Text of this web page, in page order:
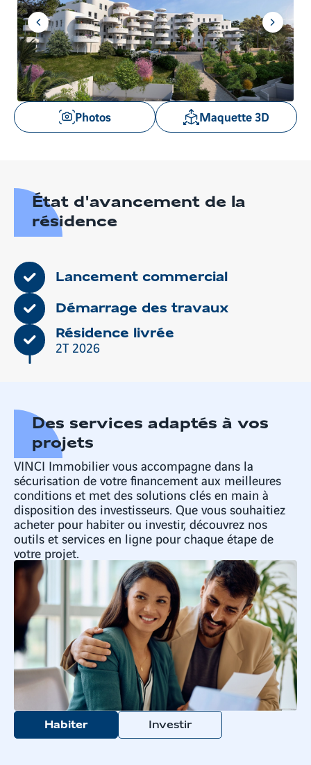
Aller
à
l'item
précédent
Aller
à
l'item
suivant
Voir
les
Photos Maquette 3D
État d'avancement de la
résidence
Lancement commercial
Démarrage des travaux
Résidence livrée
2T 2026
Des services adaptés à vos
projets
VINCI Immobilier vous accompagne dans la
sécurisation de votre financement aux meilleures
conditions et met des solutions clés en main à
disposition des investisseurs. Que vous souhaitiez
acheter pour habiter ou investir, découvrez nos
outils et services en ligne pour chaque étape de
votre projet.
Habiter Investir